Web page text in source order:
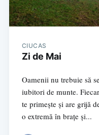
CIUCAS
Zi de Mai
Oamenii nu trebuie să
iubitori de munte.
te primește și are grijă
o extremă în brațe și...